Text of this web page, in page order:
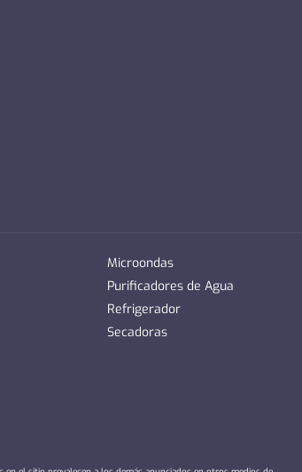
Microondas
Purificadores de Agua
Refrigerador
Secadoras